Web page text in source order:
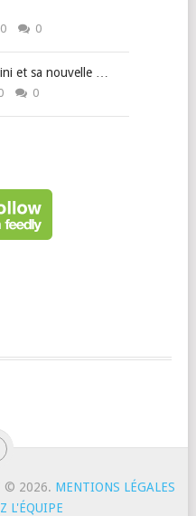
0
et sa nouvelle …
0
© 2026. MENTIONS LÉGALES
L'ÉQUIPE